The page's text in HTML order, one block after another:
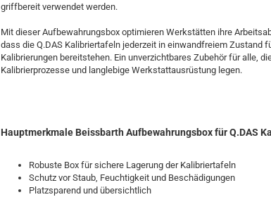
griffbereit verwendet werden.
Mit dieser Aufbewahrungsbox optimieren Werkstätten ihre
dass die Q.DAS Kalibriertafeln jederzeit in einwandfreiem Zustand
Kalibrierungen bereitstehen. Ein unverzichtbares Zubehör für alle,
Kalibrierprozesse und langlebige Werkstattausrüstung legen.
Hauptmerkmale Beissbarth Aufbewahrungsbox für Q.DAS
Robuste Box für sichere Lagerung der Kalibriertafeln
Schutz vor Staub, Feuchtigkeit und Beschädigungen
Platzsparend und übersichtlich